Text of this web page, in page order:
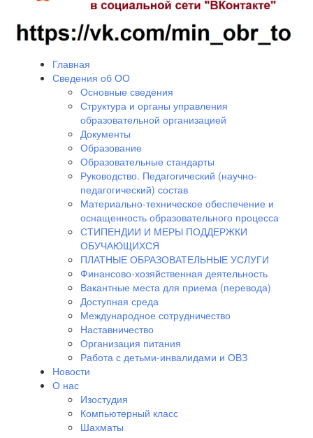
Главная
Сведения об ОО
Основные сведения
Структура и органы управления
образовательной организацией
Документы
Образование
Образовательные стандарты
Руководство. Педагогический (научно-
педагогический) состав
Материально-техническое обеспечение и
оснащенность образовательного процесса
СТИПЕНДИИ И МЕРЫ ПОДДЕРЖКИ
ОБУЧАЮЩИХСЯ
ПЛАТНЫЕ ОБРАЗОВАТЕЛЬНЫЕ УСЛУГИ
Финансово-хозяйственная деятельность
Вакантные места для приема (перевода)
Доступная среда
Международное сотрудничество
Наставничество
Организация питания
Работа с детьми-инвалидами и ОВЗ
Новости
О нас
Изостудия
Компьютерный класс
Шахматы